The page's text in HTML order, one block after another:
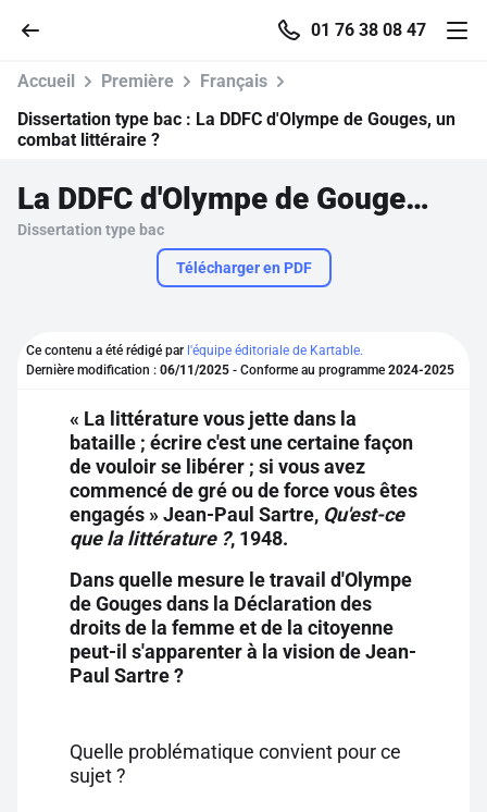
01 76 38 08 47
Parcourir
Se connecter
S'inscrire gratuitement
Pour profiter de 10 contenus offerts.
Accueil Première
Français
Dissertation type bac : La DDFC d'Olympe de Gouges, un
combat littéraire ?
La DDFC d'Olympe de Gouges, un combat littéraire ?
Dissertation type bac
Télécharger en PDF
Ce contenu a été rédigé par l'équipe éditoriale de Kartable.
Dernière modification : 06/11/2025 - Conforme au programme 2024-2025
« La littérature vous jette dans la
bataille ; écrire c'est une certaine façon
de vouloir se libérer ; si vous avez
commencé de gré ou de force vous êtes
engagés » Jean-Paul Sartre, Qu'est-ce
que la littérature ?, 1948.
Dans quelle mesure le travail d'Olympe
de Gouges dans la Déclaration des
droits de la femme et de la citoyenne
peut-il s'apparenter à la vision de Jean-
Paul Sartre ?
Quelle problématique convient pour ce
sujet ?